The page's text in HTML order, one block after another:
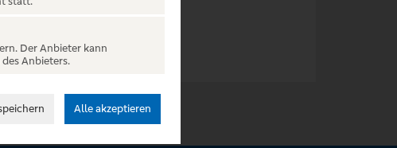
Der Anbieter kann
Anbieters.
Alle akzeptieren